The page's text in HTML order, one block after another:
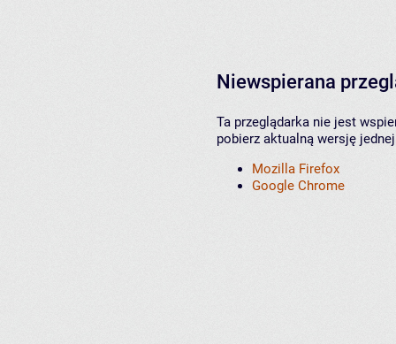
Niewspierana
Ta przeglądarka nie jest
pobierz aktualną wersję
Mozilla Firefox
Google Chrome